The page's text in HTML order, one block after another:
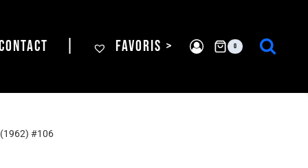
FAVORIS > 0
(1962) #106